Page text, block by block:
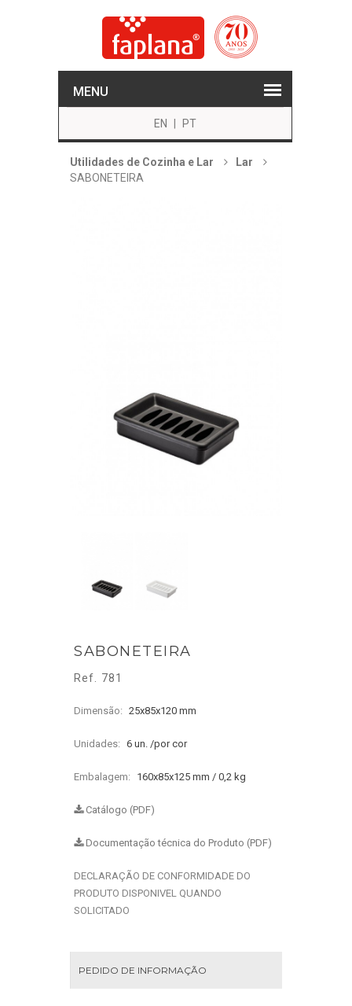
MENU
EN PT
Utilidades de Cozinha e Lar
Lar
SABONETEIRA
SABONETEIRA
Ref. 781
Dimensão: 25x85x120 mm
Unidades: 6 un. /por cor
Embalagem: 160x85x125 mm / 0,2 kg
Catálogo (PDF)
Documentação técnica do Produto (PDF)
DECLARAÇÃO DE CONFORMIDADE DO
PRODUTO DISPONIVEL QUANDO
SOLICITADO
PEDIDO DE INFORMAÇÃO